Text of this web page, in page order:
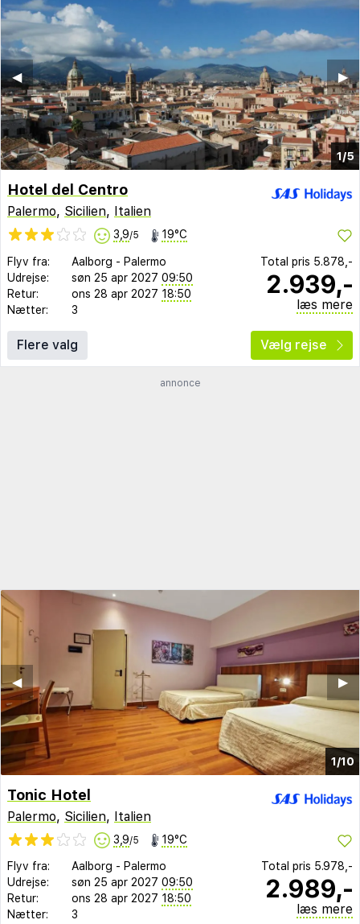
1/5
▶︎
◀︎
Hotel del Centro
Palermo, Sicilien, Italien
3,9/5 19°C
Flyv fra: Aalborg - Palermo
Udrejse:
søn 25 apr 2027 09:50
Retur:
ons 28 apr 2027 18:50
Nætter:
3
Total pris 5.878,-
2.939,-
læs mere
Flere valg Vælg rejse
annonce
1/10
▶︎
◀︎
Tonic Hotel
Palermo, Sicilien, Italien
3,9/5 19°C
Flyv fra: Aalborg - Palermo
Udrejse:
søn 25 apr 2027 09:50
Retur:
ons 28 apr 2027 18:50
Nætter:
3
Total pris 5.978,-
2.989,-
læs mere